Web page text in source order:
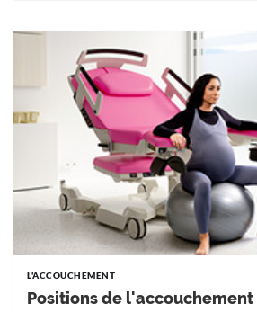
L'ACCOUCHEMENT
Positions de l'accouchement